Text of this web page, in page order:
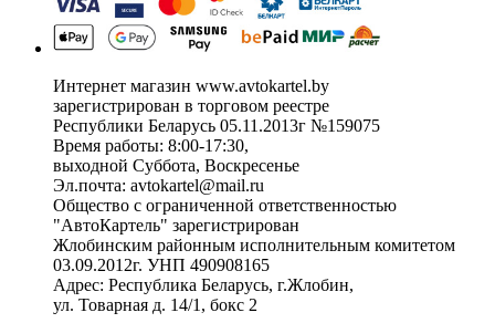
Интернет магазин www.avtokartel.by
зарегистрирован в торговом реестре
Республики Беларусь 05.11.2013г №159075
Время работы: 8:00-17:30,
выходной Суббота, Воскресенье
Эл.почта: avtokartel@mail.ru
Общество с ограниченной ответственностью
"АвтоКартель" зарегистрирован
Жлобинским районным исполнительным комитетом
03.09.2012г. УНП 490908165
Адрес: Республика Беларусь, г.Жлобин,
ул. Товарная д. 14/1, бокс 2